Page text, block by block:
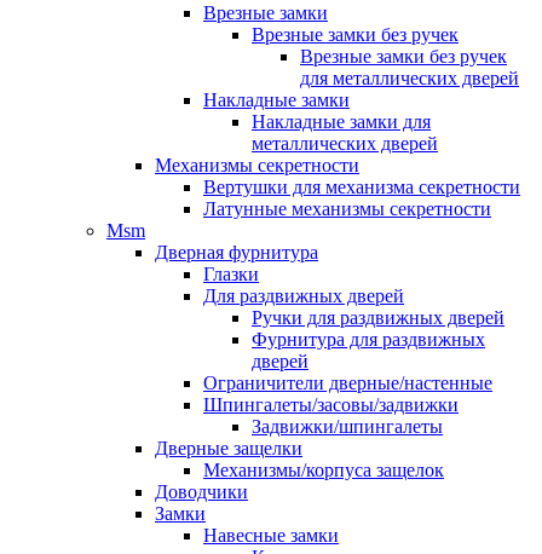
Врезные замки
Врезные замки без ручек
Врезные замки без ручек
для металлических дверей
Накладные замки
Накладные замки для
металлических дверей
Механизмы секретности
Вертушки для механизма секретности
Латунные механизмы секретности
Msm
Дверная фурнитура
Глазки
Для раздвижных дверей
Ручки для раздвижных дверей
Фурнитура для раздвижных
дверей
Ограничители дверные/настенные
Шпингалеты/засовы/задвижки
Задвижки/шпингалеты
Дверные защелки
Механизмы/корпуса защелок
Доводчики
Замки
Навесные замки